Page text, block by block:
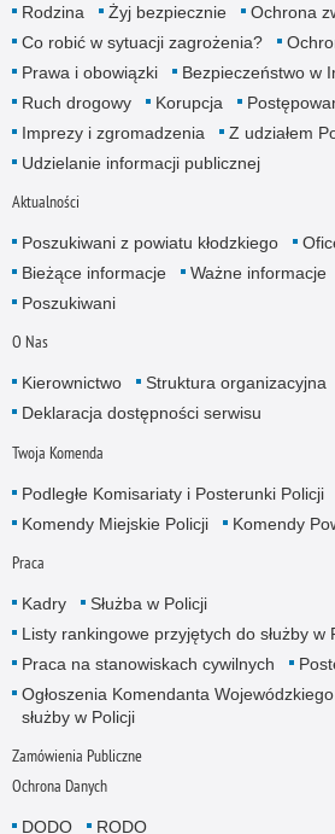
Rodzina Żyj bezpiecznie
Ochrona
Co robić w sytuacji zagrożenia?
Prawa i obowiązki
Bezpieczeństwo w
Ruch drogowy
Korupcja
Imprezy i zgromadzenia
Z udziałem
Udzielanie informacji publicznej
Aktualności
Poszukiwani z powiatu kłodzkiego
Bieżące informacje
Ważne informacje
Poszukiwani
O Nas
Kierownictwo Struktura organizacyjna
Deklaracja dostępności serwisu
Twoja Komenda
Podległe Komisariaty i Posterunki Policji
Komendy Miejskie Policji
Komendy
Praca
Kadry
Służba w Policji
Listy rankingowe przyjętych do służby w
Praca na stanowiskach cywilnych
Ogłoszenia Komendanta
służby w Policji
Zamówienia Publiczne
Ochrona Danych
DODO RODO